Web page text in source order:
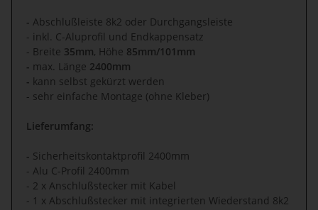
- Abschlußleiste 8k2 oder Durchgangsleiste
- inkl. C-Aluprofil und Endkappensatz
- Breite 35mm, Höhe 85mm/101mm
- max. Länge 2400mm
- kann selbst gekürzt werden
- sehr einfache Montage (ohne Kleber)
Lieferumfang:
- Sicherheitskontaktprofil 2400mm
- Alu C-Profil 2400mm
- 2 x Anschlußstecker mit Kabel
- 1 x Abschlußstecker mit integrierten Wiederstand 8k2